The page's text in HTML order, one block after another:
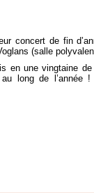
concert de fin
(salle
en une vingtaine de
long de l’année !